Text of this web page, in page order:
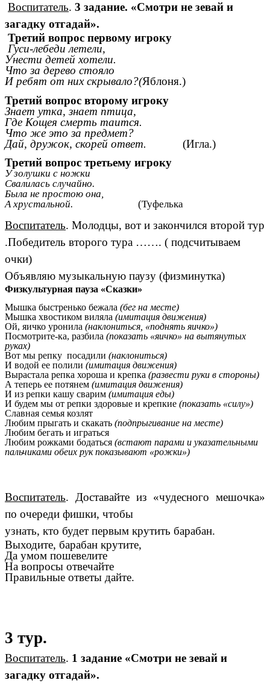
Воспитатель. 3 задание. «Смотри не зевай и
загадку отгадай».
Третий вопрос первому игроку
Гуси-лебеди летели,
Унести детей хотели.
Что за дерево стояло
И ребят от них скрывало?(Яблоня.)
Третий вопрос второму игроку
Знает утка, знает птица,
Где Кощея смерть таится.
Что же это за предмет?
Дай, дружок, скорей ответ. (Игла.)
Третий вопрос третьему игроку
У золушки с ножки
Свалилась случайно.
Была не простою она,
А хрустальной. (Туфелька
Воспитатель. Молодцы, вот и закончился второй тур
.Победитель второго тура ……. ( подсчитываем
очки)
Объявляю музыкальную паузу (физминутка)
Физкультурная пауза «Сказки»
Мышка быстренько бежала (бег на месте)
Мышка хвостиком виляла (имитация движения)
Ой, яичко уронила (наклониться, «поднять яичко»)
Посмотрите-ка, разбила (показать «яичко» на вытянутых
руках)
Вот мы репку посадили (наклониться)
И водой ее полили (имитация движения)
Вырастала репка хороша и крепка (развести руки в стороны)
А теперь ее потянем (имитация движения)
И из репки кашу сварим (имитация еды)
И будем мы от репки здоровые и крепкие (показать «силу»)
Славная семья козлят
Любим прыгать и скакать (подпрыгивание на месте)
Любим бегать и играться
Любим рожками бодаться (встают парами и указательными
пальчиками обеих рук показывают «рожки»)
Воспитатель. Доставайте из «чудесного мешочка»
по очереди фишки, чтобы
узнать, кто будет первым крутить барабан.
Выходите, барабан крутите,
Да умом пошевелите
На вопросы отвечайте
Правильные ответы дайте.
3 тур.
Воспитатель. 1 задание «Смотри не зевай и
загадку отгадай».